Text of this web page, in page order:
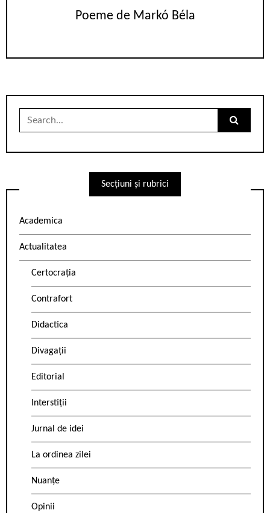
Poeme de Markó Béla
Search
Secțiuni și rubrici
Academica
Actualitatea
Certocrația
Contrafort
Didactica
Divagații
Editorial
Interstiții
Jurnal de idei
La ordinea zilei
Nuanțe
Opinii